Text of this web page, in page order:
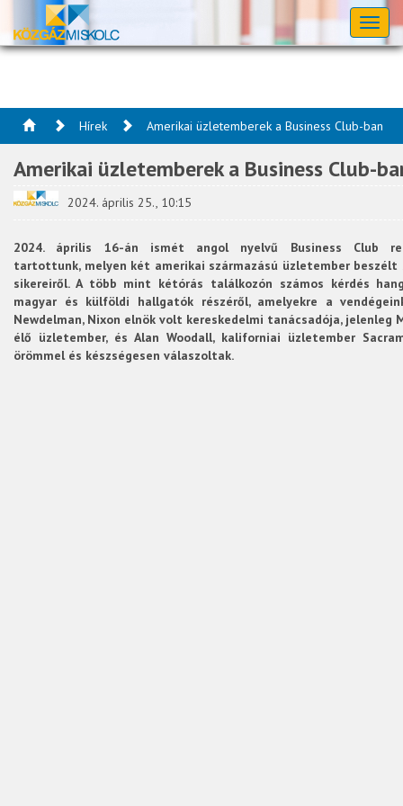
Hírek Amerikai üzletemberek a Business Club-ban
Amerikai üzletemberek a Business Club-
2024. április 25., 10:15
2024. április 16-án ismét angol nyelvű Business Club
tartottunk, melyen két amerikai származású üzletember beszélt
sikereiről. A több mint kétórás találkozón számos kérdés
magyar és külföldi hallgatók részéről, amelyekre a
Newdelman, Nixon elnök volt kereskedelmi tanácsadója, jelenleg
élő üzletember, és Alan Woodall, kaliforniai üzletember
örömmel és készségesen válaszoltak.